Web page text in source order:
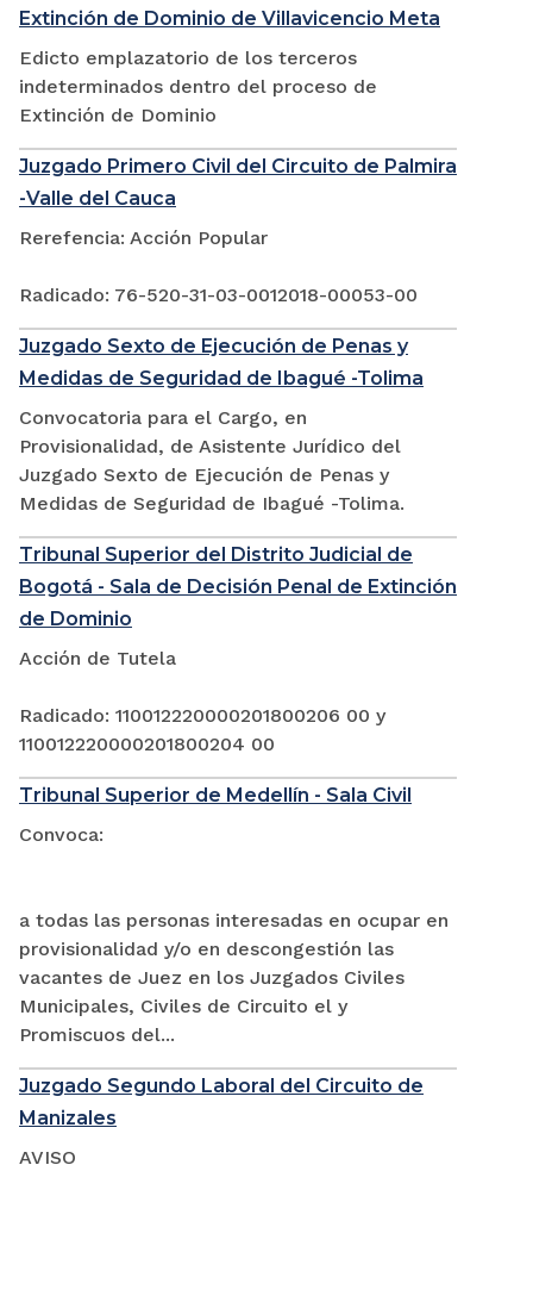
Extinción de Dominio de Villavicencio Meta
Edicto emplazatorio de los terceros
indeterminados dentro del proceso de
Extinción de Dominio
Juzgado Primero Civil del Circuito de Palmira
-Valle del Cauca
Rerefencia: Acción Popular
Radicado: 76-520-31-03-0012018-00053-00
Juzgado Sexto de Ejecución de Penas y
Medidas de Seguridad de Ibagué -Tolima
Convocatoria para el Cargo, en
Provisionalidad, de Asistente Jurídico del
Juzgado Sexto de Ejecución de Penas y
Medidas de Seguridad de Ibagué -Tolima.
Tribunal Superior del Distrito Judicial de
Bogotá - Sala de Decisión Penal de Extinción
de Dominio
Acción de Tutela
Radicado: 110012220000201800206 00 y
110012220000201800204 00
Tribunal Superior de Medellín - Sala Civil
Convoca:
a todas las personas interesadas en ocupar en
provisionalidad y/o en descongestión las
vacantes de Juez en los Juzgados Civiles
Municipales, Civiles de Circuito el y
Promiscuos del...
Juzgado Segundo Laboral del Circuito de
Manizales
AVISO